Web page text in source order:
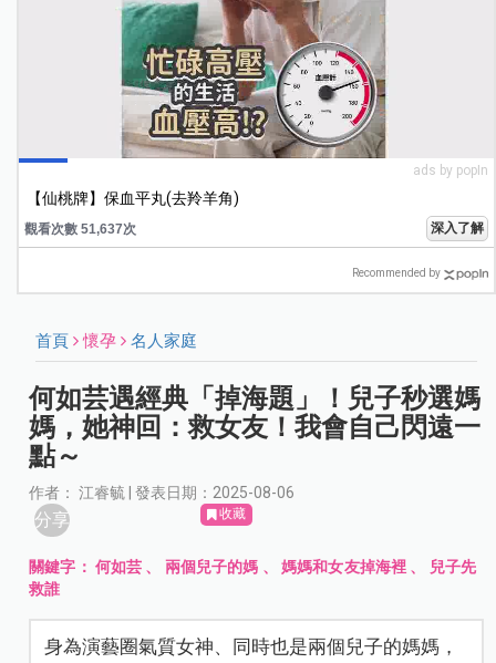
ads by popIn
【仙桃牌】保血平丸(去羚羊角)
觀看次數 51,637次 深入了解
Recommended by
首頁 懷孕 名人家庭
何如芸遇經典「掉海題」！兒子秒選媽
媽，她神回：救女友！我會自己閃遠一
點～
作者： 江睿毓 | 發表日期：2025-08-06
分享 收藏
關鍵字： 何如芸 、 兩個兒子的媽 、 媽媽和女友掉海裡 、
兒子先
救誰
身為演藝圈氣質女神、同時也是兩個兒子的媽媽，